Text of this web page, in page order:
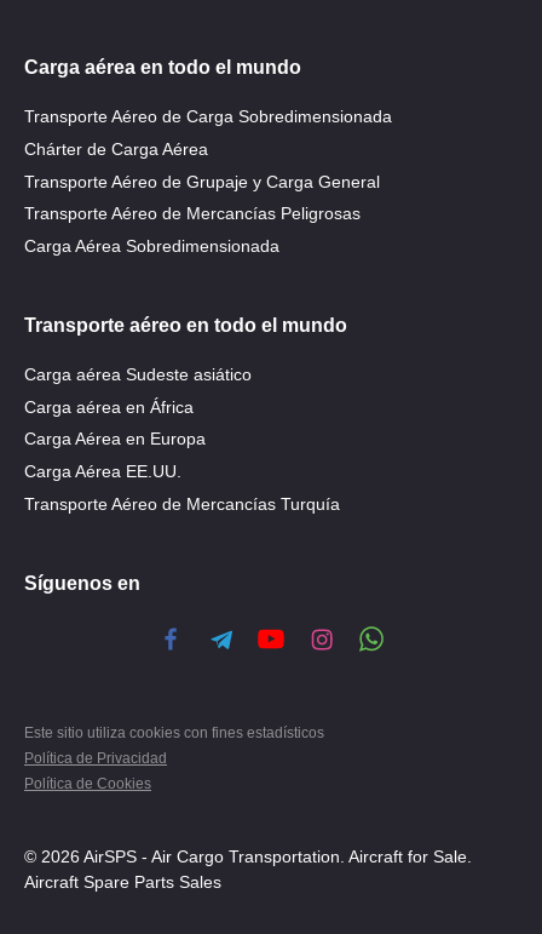
Carga aérea en todo el mundo
Transporte Aéreo de Carga Sobredimensionada
Chárter de Carga Aérea
Transporte Aéreo de Grupaje y Carga General
Transporte Aéreo de Mercancías Peligrosas
Carga Aérea Sobredimensionada
Transporte aéreo en todo el mundo
Carga aérea Sudeste asiático
Carga aérea en África
Carga Aérea en Europa
Carga Aérea EE.UU.
Transporte Aéreo de Mercancías Turquía
Síguenos en
Este sitio utiliza cookies con fines estadísticos
Política de Privacidad
Política de Cookies
© 2026 AirSPS - Air Cargo Transportation. Aircraft for Sale.
Aircraft Spare Parts Sales